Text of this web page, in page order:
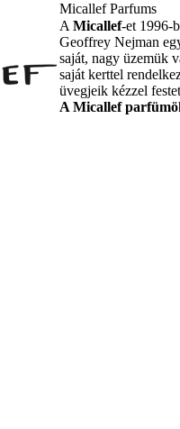
Micallef Parfums
A Micallef-et 1996-
Geoffrey Nejman
saját, nagy üzemük
saját kerttel
üvegjeik kézzel
A Micallef